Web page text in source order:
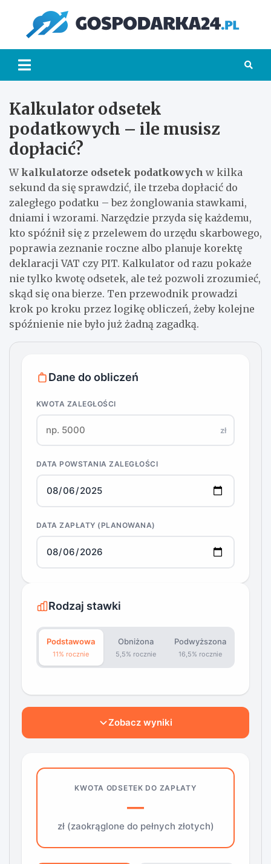
content
Kalkulator odsetek
podatkowych – ile musisz
dopłacić?
Wkalkulatorze odsetek podatkowych w kilka
sekund da się sprawdzić, ile trzeba dopłacić do
zaległego podatku – bez żonglowania stawkami,
dniami i wzorami. Narzędzie przyda się każdemu,
kto spóźnił się z przelewem do urzędu skarbowego,
poprawia zeznanie roczne albo planuje korektę
deklaracji VAT czy PIT. Kalkulator od razu pokaże
nie tylko kwotę odsetek, ale też pozwoli zrozumieć,
skąd się ona bierze. Ten przewodnik prowadzi
krok po kroku przez logikę obliczeń, żeby kolejne
spóźnienie nie było już żadną zagadką.
Dane do obliczeń
KWOTA ZALEGŁOŚCI
zł
DATA POWSTANIA ZALEGŁOŚCI
DATA ZAPŁATY (PLANOWANA)
Rodzaj stawki
Podstawowa
11% rocznie
Obniżona
5,5% rocznie
Podwyższona
16,5% rocznie
Zobacz wyniki
KWOTA ODSETEK DO ZAPŁATY
—
zł (zaokrąglone do pełnych złotych)